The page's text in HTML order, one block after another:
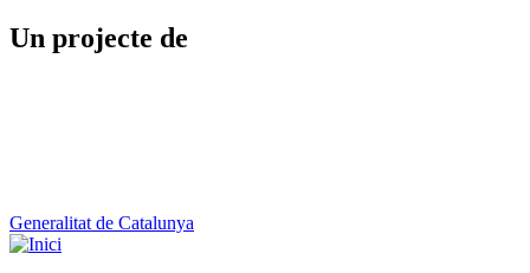
Un projecte de
Generalitat de Catalunya